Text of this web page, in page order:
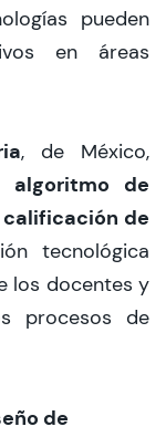
pueden
en áreas
, de México,
algoritmo de
de
tecnológica
los docentes y
procesos de
de